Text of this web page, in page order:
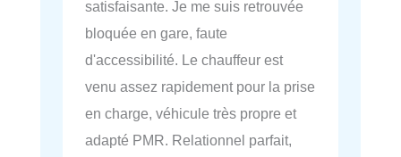
satisfaisante. Je me suis retrouvée
bloquée en gare, faute
d'accessibilité. Le chauffeur est
venu assez rapidement pour la prise
en charge, véhicule très propre et
adapté PMR. Relationnel parfait,